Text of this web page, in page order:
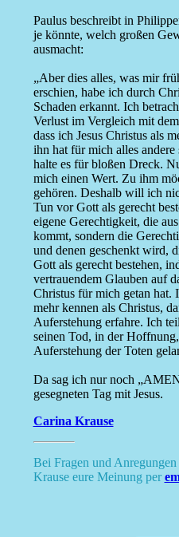
Paulus beschreibt in
je könnte, welch großen
ausmacht:
„Aber dies alles, was mir
erschien, habe ich durch
Schaden erkannt. Ich
Verlust im Vergleich mit
dass ich Jesus Christus als
ihn hat für mich alles
halte es für bloßen Dreck.
mich einen Wert. Zu ihm
gehören. Deshalb will ich
Tun vor Gott als gerecht
eigene Gerechtigkeit, die
kommt, sondern die
und denen geschenkt wird,
Gott als gerecht bestehen,
vertrauendem Glauben auf
Christus für mich getan hat.
mehr kennen als Christus,
Auferstehung erfahre. Ich
seinen Tod, in der
Auferstehung der Toten
Da sag ich nur noch
gesegneten Tag mit Jesus.
Carina Krause
Bei Fragen und
Krause eure Meinung per